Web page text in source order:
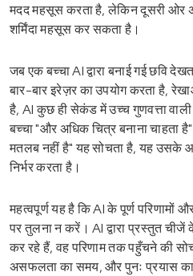
मदद महसूस करता है, लेकिन दूसरी ओर
शर्मिंदा महसूस कर सकता है।
जब एक बच्चा AI द्वारा बनाई गई छवि
बार-बार इरेज़र का उपयोग करता है,
है, AI कुछ ही सेकंड में उच्च गुणवत्ता
बच्चा "और अधिक चित्र बनाना चाहता
मतलब नहीं है" यह सोचता है, यह उसके
निर्भर करता है।
महत्वपूर्ण यह है कि AI के पूर्ण परिणामों
पर तुलना न करें। AI द्वारा प्रस्तुत
कर रहे हैं, वह परिणाम तक पहुँचने की
असफलता का समय, और पुनः प्रयास